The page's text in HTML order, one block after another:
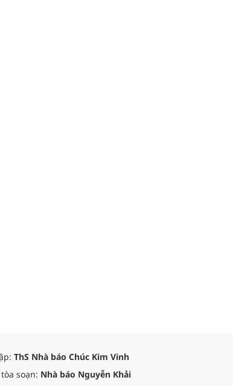
ThS Nhà báo Chúc Kim Vinh
soạn: Nhà báo Nguyễn Khải